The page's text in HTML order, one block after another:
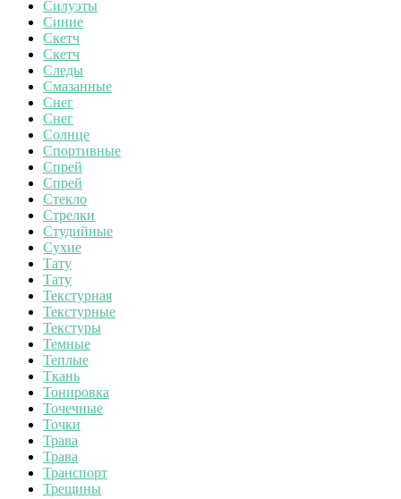
Силуэты
Синие
Скетч
Скетч
Следы
Смазанные
Снег
Снег
Солнце
Спортивные
Спрей
Спрей
Стекло
Стрелки
Студийные
Сухие
Тату
Тату
Текстурная
Текстурные
Текстуры
Темные
Теплые
Ткань
Тонировка
Точечные
Точки
Трава
Трава
Транспорт
Трещины